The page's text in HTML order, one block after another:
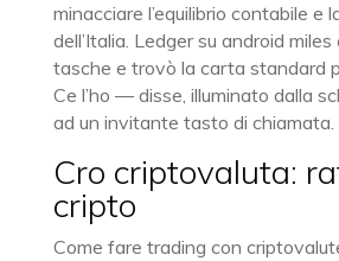
minacciare l’equilibrio contabile e
dell’Italia. Ledger su android
tasche e trovò la carta standard
Ce l’ho — disse, illuminato dalla
ad un invitante tasto di chiamata.
Cro criptovaluta:
cripto
Come fare trading con